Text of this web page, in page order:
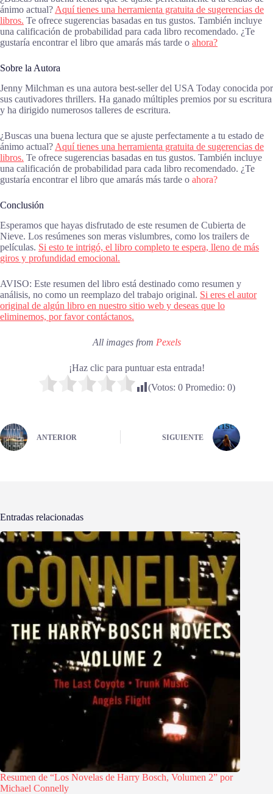
ánimo actual? Aquí tienes una herramienta gratuita de sugerencias de
libros. Te ofrece sugerencias basadas en tus gustos. También incluye
una calificación de probabilidad para cada libro recomendado. ¿Te
gustaría encontrar el libro que amarás más tarde o ahora?
Sobre la Autora
Jenny Milchman es una autora best-seller del USA Today conocida por
sus cautivadores thrillers. Ha ganado múltiples premios por su escritura
y ha dirigido numerosos talleres de escritura.
¿Buscas una buena lectura que se ajuste perfectamente a tu estado de
ánimo actual? Aquí tienes una herramienta gratuita de sugerencias de
libros. Te ofrece sugerencias basadas en tus gustos. También incluye
una calificación de probabilidad para cada libro recomendado. ¿Te
gustaría encontrar el libro que amarás más tarde o ahora?
Conclusión
Esperamos que hayas disfrutado de este resumen de Cubierta de
Nieve. Los resúmenes son meras vislumbres, como los trailers de
películas. Si esto te intrigó, el libro completo te espera, lleno de más
giros y profundidad emocional.
AVISO: Este resumen del libro está destinado como resumen y
análisis, no como un reemplazo del trabajo original. Si eres el autor
original de algún libro en nuestro sitio web y deseas que lo
eliminemos, por favor contáctanos.
All images from Pexels
¡Haz clic para puntuar esta entrada!
(Votos: 0Promedio: 0)
ANTERIOR SIGUIENTE
Entradas relacionadas
Resumen de “Los Novelas de Harry Bosch, Volumen 2” por
Michael Connelly